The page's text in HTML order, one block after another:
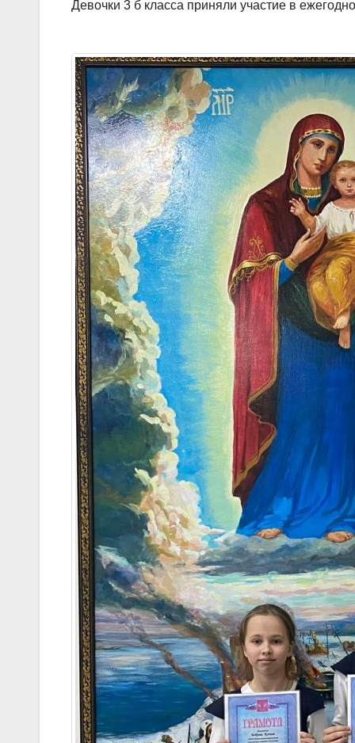
Девочки 3 б класса приняли участие в